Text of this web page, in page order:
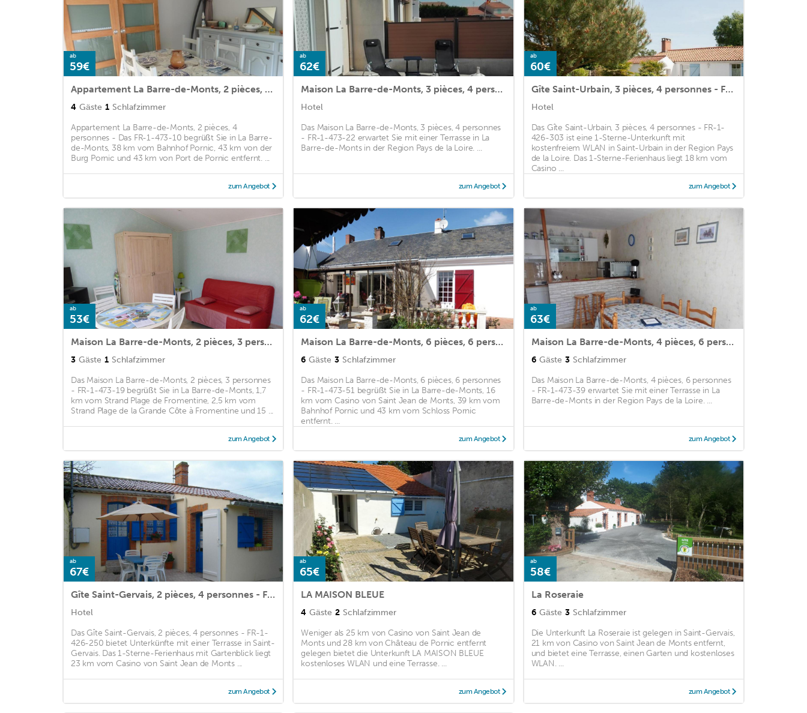
ab
59€
Appartement La Barre-de-Monts, 2 pièces, 4 personnes - FR-1-473-10
4 Gäste 1 Schlafzimmer
Appartement La Barre-de-Monts, 2 pièces, 4
personnes - Das FR-1-473-10 begrüßt Sie in La Barre-
de-Monts, 38 km vom Bahnhof Pornic, 43 km von der
Burg Pornic und 43 km von Port de Pornic entfernt. ...
zum Angebot
ab
62€
Maison La Barre-de-Monts, 3 pièces, 4 personnes - FR-1-473-22
Hotel
Das Maison La Barre-de-Monts, 3 pièces, 4 personnes
- FR-1-473-22 erwartet Sie mit einer Terrasse in La
Barre-de-Monts in der Region Pays de la Loire. ...
zum Angebot
ab
60€
Gîte Saint-Urbain, 3 pièces, 4 personnes - FR-1-426-303
Hotel
Das Gîte Saint-Urbain, 3 pièces, 4 personnes - FR-1-
426-303 ist eine 1-Sterne-Unterkunft mit
kostenfreiem WLAN in Saint-Urbain in der Region Pays
de la Loire. Das 1-Sterne-Ferienhaus liegt 18 km vom
Casino ...
zum Angebot
ab
53€
Maison La Barre-de-Monts, 2 pièces, 3 personnes - FR-1-473-19
3 Gäste 1 Schlafzimmer
Das Maison La Barre-de-Monts, 2 pièces, 3 personnes
- FR-1-473-19 begrüßt Sie in La Barre-de-Monts, 1,7
km vom Strand Plage de Fromentine, 2,5 km vom
Strand Plage de la Grande Côte à Fromentine und 15 ...
zum Angebot
ab
62€
Maison La Barre-de-Monts, 6 pièces, 6 personnes - FR-1-473-51
6 Gäste 3 Schlafzimmer
Das Maison La Barre-de-Monts, 6 pièces, 6 personnes
- FR-1-473-51 begrüßt Sie in La Barre-de-Monts, 16
km vom Casino von Saint Jean de Monts, 39 km vom
Bahnhof Pornic und 43 km vom Schloss Pornic
entfernt. ...
zum Angebot
ab
63€
Maison La Barre-de-Monts, 4 pièces, 6 personnes - FR-1-473-39
6 Gäste 3 Schlafzimmer
Das Maison La Barre-de-Monts, 4 pièces, 6 personnes
- FR-1-473-39 erwartet Sie mit einer Terrasse in La
Barre-de-Monts in der Region Pays de la Loire. ...
zum Angebot
ab
67€
Gîte Saint-Gervais, 2 pièces, 4 personnes - FR-1-426-250
Hotel
Das Gîte Saint-Gervais, 2 pièces, 4 personnes - FR-1-
426-250 bietet Unterkünfte mit einer Terrasse in Saint-
Gervais. Das 1-Sterne-Ferienhaus mit Gartenblick liegt
23 km vom Casino von Saint Jean de Monts ...
zum Angebot
ab
65€
LA MAISON BLEUE
4 Gäste 2 Schlafzimmer
Weniger als 25 km von Casino von Saint Jean de
Monts und 28 km von Château de Pornic entfernt
gelegen bietet die Unterkunft LA MAISON BLEUE
kostenloses WLAN und eine Terrasse. ...
zum Angebot
ab
58€
La Roseraie
6 Gäste 3 Schlafzimmer
Die Unterkunft La Roseraie ist gelegen in Saint-Gervais,
21 km von Casino von Saint Jean de Monts entfernt,
und bietet eine Terrasse, einen Garten und kostenloses
WLAN. ...
zum Angebot